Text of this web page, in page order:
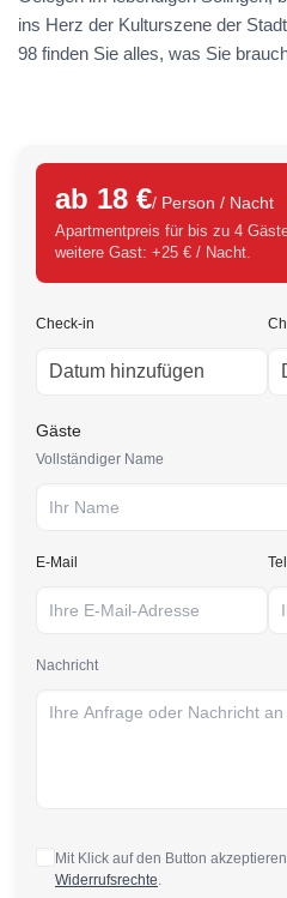
ins Herz der Kulturszene der
98 finden Sie alles, was Sie
ab 18 €/ Person / Nacht
Apartmentpreis für bis zu 4
weitere Gast: +25 € / Nacht.
Check-in
Gäste
Vollständiger Name
E-Mail
Nachricht
Mit Klick auf den Button
Widerrufsrechte.